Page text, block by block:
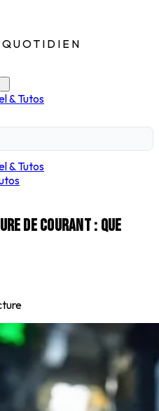
& Tutos
& Tutos
de courant : que